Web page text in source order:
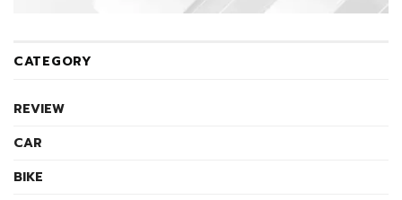
CATEGORY
REVIEW
CAR
BIKE